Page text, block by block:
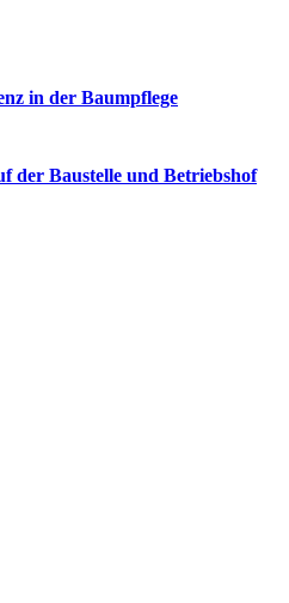
in der Baumpflege
der Baustelle und Betriebshof